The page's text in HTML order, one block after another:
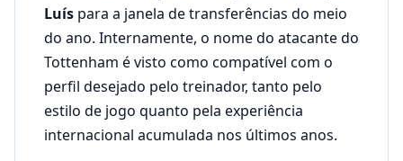
Luís para a janela de transferências do meio
do ano. Internamente, o nome do atacante do
Tottenham é visto como compatível com o
perfil desejado pelo treinador, tanto pelo
estilo de jogo quanto pela experiência
internacional acumulada nos últimos anos.